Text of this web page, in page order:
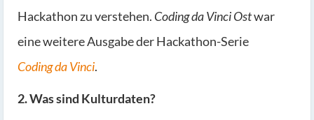
Hackathon zu verstehen. Coding da Vinci Ostwar
eine weitere Ausgabe der Hackathon-Serie
Coding da Vinci.
2. Was sind Kulturdaten?